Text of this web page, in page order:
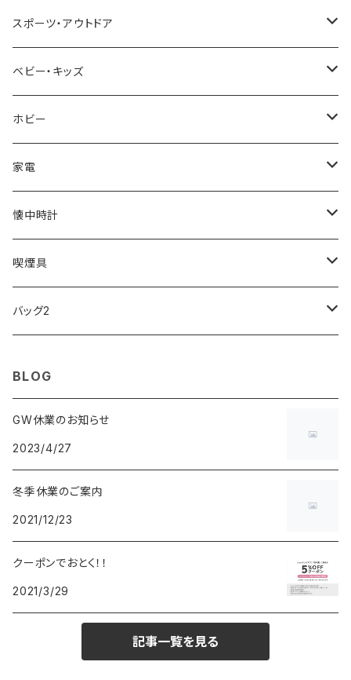
NIXON
AVALANCHE
ORIENT
ZEPPELIN
SKAGEN
FOOTBALL WATCHES
ARCA FUTURA
DISNEY
FOREVER
CLUSE
DIESEL
ALV
Merge
ETTINGER
COACH
BVLGARI
VANQUISH
DUNHILL
BEAMZSQUARE
TOMMY HILFIGER
22designstudio
BOTTEGA VENETA
EMPORIO ARMANI
CALVIN KLEIN
DANIEL WELLINGTON
SWAROVSKI
VIVIENNE WESTWOOD
MICHAEL KORS
MARC JACOBS
DIESEL
NEWYORKER
OROBIANCO
Ellese
COLEMAN
MONTBLANC
Fashion Accessory Cllection
ISLAND
ATLANTIC STARS
VIVIENNE WESTWOOD
POLO RALPH LAUREN
BEAMZSQUARE
BLAZER CLUB
ANDY HAWARD
G GUSTO
GULLWING
LESPORTSAC
PRADA
BROMPTON
HAMILTON
INCASE
CITIZEN
BRAUN
RHYTHM
BLOSSOM
MONDAINE
MAWA
その他
TANACOCORO
WOODEN
CASIO
Helios
VALENTINO VISCANI
LAMY
WATERMAN
PARKER
PELIKAN
CROSS
MONTBLANC
SWAROVSKI
SMYTHSON
スポーツ・アウトドア
Trangia
Barebones
FEUERHAND
CASIO
ベビー・キッズ
ふわりぃ
ERGO BABY
ホビー
その他
AMOS
OMMIX
COACH
家電
CREATE
TORAY
OMRON
Micol
懐中時計
MONDAINE
喫煙具
ZIPPO
バッグ2
BLOG
GW休業のお知らせ
2023/4/27
冬季休業のご案内
2021/12/23
クーポンでおとく！！
2021/3/29
記事一覧を見る